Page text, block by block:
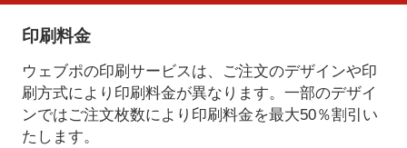
印刷料金
ウェブポの印刷サービスは、ご注文のデザインや印
刷方式により印刷料金が異なります。一部のデザイ
ンではご注文枚数により印刷料金を最大50％割引い
たします。